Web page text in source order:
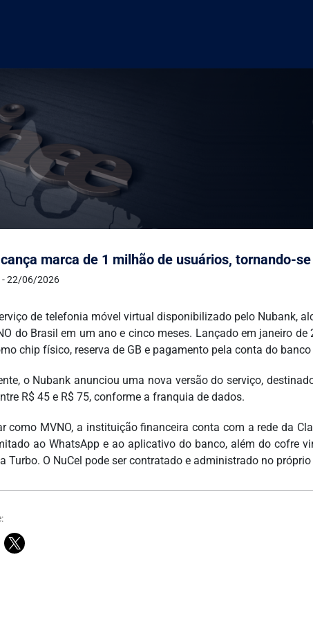
marca de 1 milhão de usuários, tornando-
- 22/06/2026
de telefonia móvel virtual disponibilizado pelo Nubank,
do Brasil em um ano e cinco meses. Lançado em janeiro
chip físico, reserva de GB e pagamento pela conta do
o Nubank anunciou uma nova versão do serviço,
R$ 45 e R$ 75, conforme a franquia de dados.
como MVNO, a instituição financeira conta com a rede da
ao WhatsApp e ao aplicativo do banco, além do cofre
Turbo. O NuCel pode ser contratado e administrado no